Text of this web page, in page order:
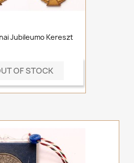
Jubileumo Kereszt
OF STOCK